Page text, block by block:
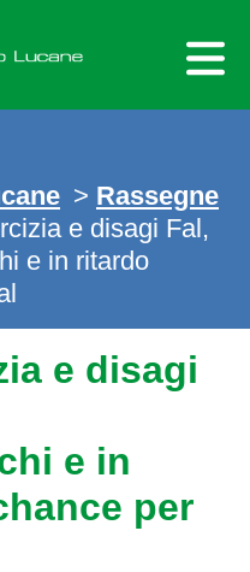
> Rassegne
e disagi Fal,
e in ritardo
e disagi
e in
per